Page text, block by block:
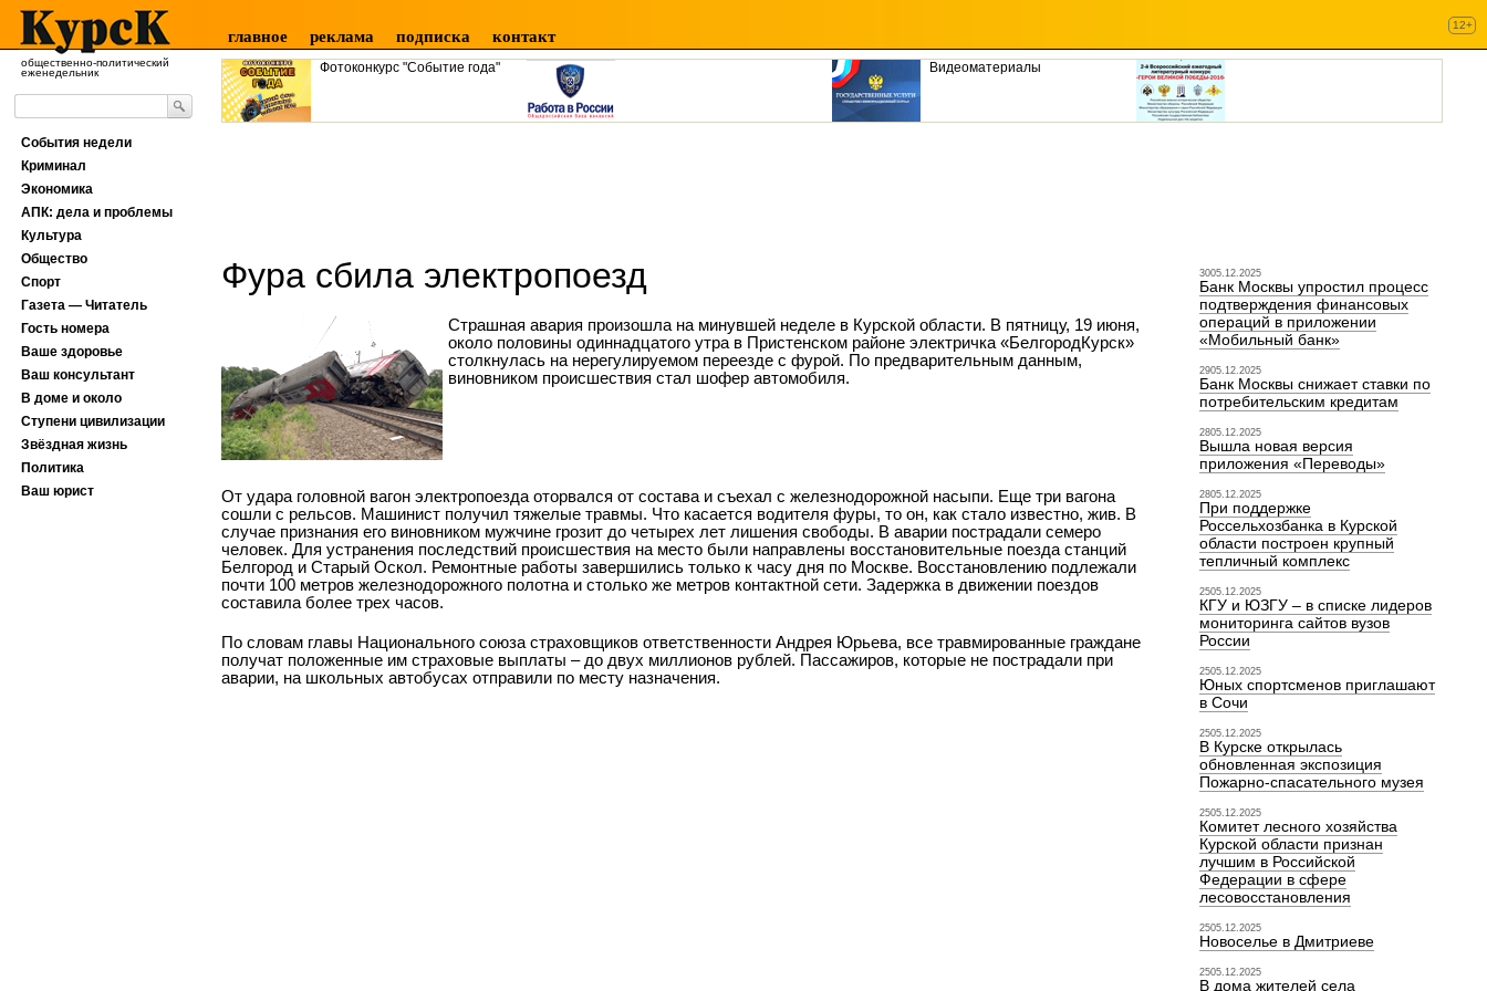
общественно-политический
еженедельник
главное реклама подписка контакт
12+
Фотоконкурс "Событие года" Видеоматериалы
Фура сбила электропоезд
Страшная авария произошла на минувшей неделе в Курской области. В пятницу, 19 июня,
около половины одиннадцатого утра в Пристенском районе электричка «Белгород­Курск»
столкнулась на нерегулируемом переезде с фурой. По предварительным данным,
виновником происшествия стал шофер автомобиля.
От удара головной вагон электропоезда оторвался от состава и съехал с железнодорожной насыпи. Еще три вагона
сошли с рельсов. Машинист получил тяжелые травмы. Что касается водителя фуры, то он, как стало известно, жив. В
случае признания его виновником мужчине грозит до четырех лет лишения свободы. В аварии пострадали семеро
человек. Для устранения последствий происшествия на место были направлены восстановительные поезда станций
Белгород и Старый Оскол. Ремонтные работы завершились только к часу дня по Москве. Восстановлению подлежали
почти 100 метров железнодорожного полотна и столько же метров контактной сети. Задержка в движении поездов
составила более трех часов.
По словам главы Национального союза страховщиков ответственности Андрея Юрьева, все травмированные граждане
получат положенные им страховые выплаты – до двух миллионов рублей. Пассажиров, которые не пострадали при
аварии, на школьных автобусах отправили по месту назначения.
3005.12.2025
Банк Москвы упростил процесс
подтверждения финансовых
операций в приложении
«Мобильный банк»
2905.12.2025
Банк Москвы снижает ставки по
потребительским кредитам
2805.12.2025
Вышла новая версия
приложения «Переводы»
2805.12.2025
При поддержке
Россельхозбанка в Курской
области построен крупный
тепличный комплекс
2505.12.2025
КГУ и ЮЗГУ – в списке лидеров
мониторинга сайтов вузов
России
2505.12.2025
Юных спортсменов приглашают
в Сочи
2505.12.2025
В Курске открылась
обновленная экспозиция
Пожарно-спасательного музея
2505.12.2025
Комитет лесного хозяйства
Курской области признан
лучшим в Российской
Федерации в сфере
лесовосстановления
2505.12.2025
Новоселье в Дмитриеве
2505.12.2025
В дома жителей села
События недели
Криминал
Экономика
АПК: дела и проблемы
Культура
Общество
Спорт
Газета — Читатель
Гость номера
Ваше здоровье
Ваш консультант
В доме и около
Ступени цивилизации
Звёздная жизнь
Политика
Ваш юрист